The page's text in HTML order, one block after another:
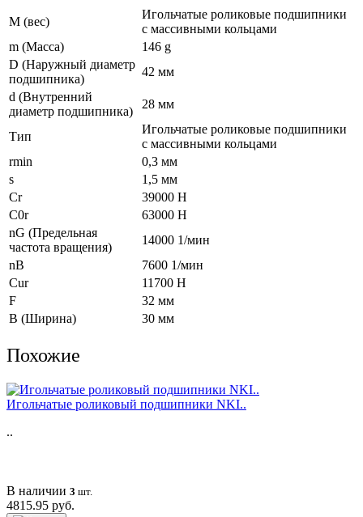
M (вес)
Игольчатые роликовые подшипники
с массивными кольцами
m (Масса)
146 g
D (Наружный диаметр
подшипника)
42 мм
d (Внутренний
диаметр подшипника)
28 мм
Тип
Игольчатые роликовые подшипники
с массивными кольцами
rmin
0,3 мм
s
1,5 мм
Cr
39000 Н
C0r
63000 Н
nG (Предельная
частота вращения)
14000 1/мин
nB
7600 1/мин
Cur
11700 Н
F
32 мм
B (Ширина)
30 мм
Похожие
Игольчатые роликовый подшипники NKI..
..
В наличии 3 шт.
4815.95 руб.